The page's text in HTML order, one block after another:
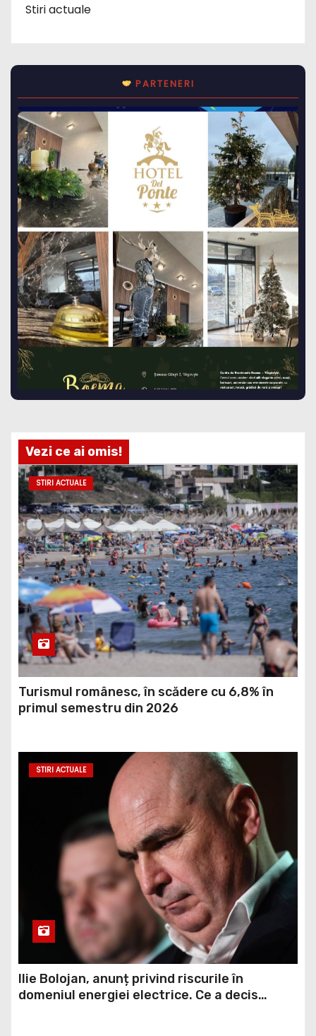
Stiri actuale
PARTENERI
Vezi ce ai omis!
STIRI ACTUALE
Turismul românesc, în scădere cu 6,8% în
primul semestru din 2026
STIRI ACTUALE
Ilie Bolojan, anunț privind riscurile în
domeniul energiei electrice. Ce a decis